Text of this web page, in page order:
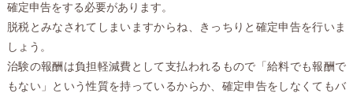
確定申告をする必要があります。
脱税とみなされてしまいますからね、きっちりと確定申告を行いま
しょう。
治験の報酬は負担軽減費として支払われるもので「給料でも報酬で
もない」という性質を持っているからか、確定申告をしなくてもバ